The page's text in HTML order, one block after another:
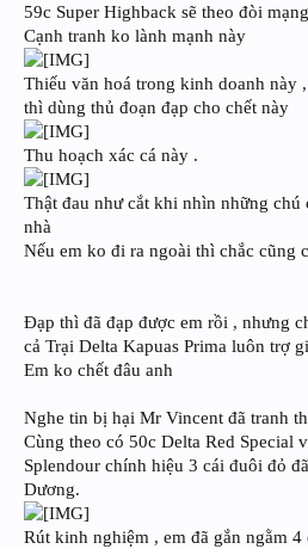
59c Super Highback sẽ theo đòi
Cạnh tranh ko lành mạnh này
Thiếu văn hoá trong kinh doanh này
thì dùng thủ đoạn đạp cho chết này
Thu hoạch xác cá này .
Thật đau như cắt khi nhìn những chú
nhà
Nếu em ko đi ra ngoài thì chắc cũng
Đạp thì đã đạp được em rồi , nhưng
cả Trại Delta Kapuas Prima luôn trợ
Em ko chết đâu anh
Nghe tin bị hại Mr Vincent đã tranh
Cùng theo có 50c Delta Red Special
Splendour chính hiệu 3 cái đuôi đỏ
Dương.
Rút kinh nghiệm , em đã gắn ngằm 4